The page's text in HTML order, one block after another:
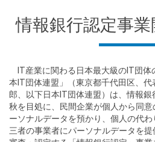
情報銀行認定事
IT産業に関わる日本最大級のIT団体
本IT団体連盟」（東京都千代田区、代
郎、以下日本IT団体連盟）は、情報
秋を目処に、民間企業が個人から同
ーソナルデータを預かり、個人の代
三者の事業者にパーソナルデータを